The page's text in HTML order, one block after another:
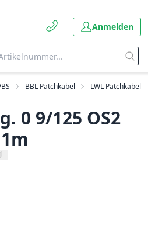
Anmelden
BBL Patchkabel LWL Patchkabel
0 9/125 OS2